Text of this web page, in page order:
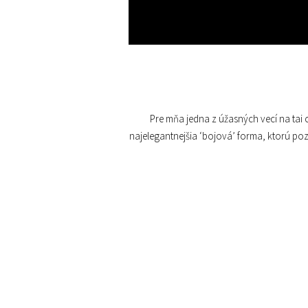
Pre mňa jedna z úžasných vecí na
najelegantnejšia ‘bojová’ forma, ktorú